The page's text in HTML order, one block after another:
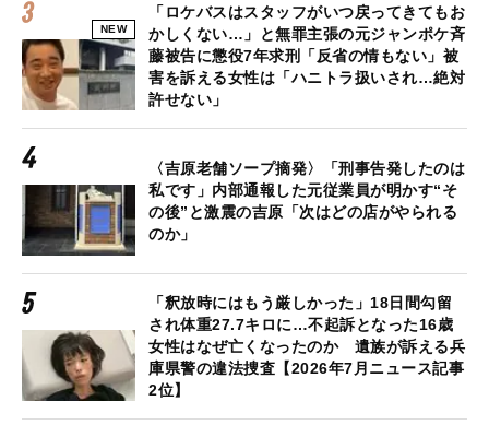
NEW
「ロケバスはスタッフがいつ戻ってきてもお
かしくない…」と無罪主張の元ジャンポケ斉
藤被告に懲役7年求刑「反省の情もない」被
害を訴える女性は「ハニトラ扱いされ…絶対
許せない」
〈吉原老舗ソープ摘発〉「刑事告発したのは
私です」内部通報した元従業員が明かす“そ
の後”と激震の吉原「次はどの店がやられる
のか」
「釈放時にはもう厳しかった」18日間勾留
され体重27.7キロに…不起訴となった16歳
女性はなぜ亡くなったのか 遺族が訴える兵
庫県警の違法捜査【2026年7月ニュース記事
2位】